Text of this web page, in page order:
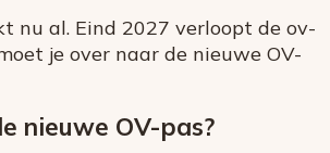
nu al. Eind 2027 verloopt de ov-
je over naar de nieuwe OV-
nieuwe OV-pas?